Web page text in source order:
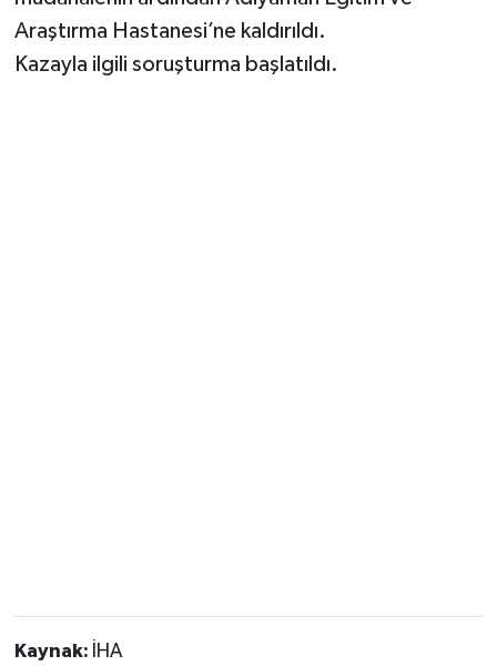
Araştırma Hastanesi’ne kaldırıldı.
Kazayla ilgili soruşturma başlatıldı.
Kaynak: İHA